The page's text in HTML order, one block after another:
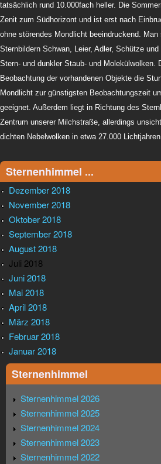
tatsächlich rund 10.000fach heller. Die
Zenit zum Südhorizont und ist erst nach
ohne störendes Mondlicht beeindruckend.
Sternbildern Schwan, Leier, Adler, Schütze
Stern- und dunkler Staub- und Molekülwolken.
Beobachtung der vorhandenen Objekte die
Mondlicht zur günstigsten Beobachtungszeit
geeignet. Außerdem liegt in Richtung des
Zentrum unserer Milchstraße, allerdings
dichten Nebelwolken in etwa 27.000
Sternenhimmel ...
Dezember 2018
November 2018
Oktober 2018
September 2018
August 2018
Juli 2018
Juni 2018
Mai 2018
April 2018
März 2018
Februar 2018
Januar 2018
Sternenhimmel
Sternenhimmel 2026
Sternenhimmel 2025
Sternenhimmel 2024
Sternenhimmel 2023
Sternenhimmel 2022